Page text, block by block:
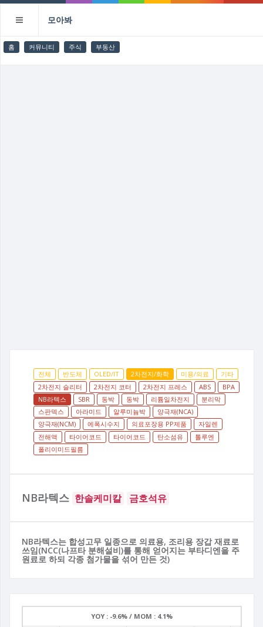
모아봐
홈 커뮤니티 주식 부동산
전체 반도체 OLED/IT 2차전지/화학 미용/의료
기타
2차전지 슬리터
2차전지 코터 2차전지 프레스 ABS
BPA
NB라텍스
SBR 동박 동박 리튬일차전지
분리막
스판덱스
아라미드 알루미늄박
양극재(NCA)
양극재(NCM)
에폭시수지 의료포장용 PP제품
자일렌
전해액
타이어코드 타이어코드 탄소섬유
톨루엔
폴리이미드필름
NB라텍스 한솔케미칼 금호석유
NB라텍스는 합성고무 일종으로 의료용, 조리용 장갑 재료로
쓰임(NCC(나프타 분해설비)를 통해 얻어지는 부타디엔을 주
원료로 하되 각종 첨가물을 섞어 만든 것)
YOY : -9.6% / MOM : 4.1%